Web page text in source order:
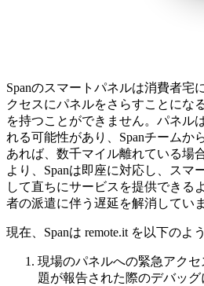
Spanのスマートパネルは消費者宅
クセスにパネルをさらすことにな
を持つことができません。パネル
れる可能性があり、Spanチームか
あれば、数千マイル離れている場
より、Spanは即座に対応し、スマ
して直ちにサービスを提供できる
者の派遣に伴う遅延を解消していま
現在、Spanは remote.it を以下のよ
現場のパネルへの緊急アク
題が報告された際のデバッグ